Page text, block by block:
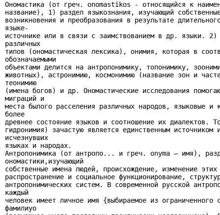
Ономастика (от греч. onomastikos - относящийся к
название), 1) раздел языкознания, изучающий
возникновения и преобразования в результате
языке-
источнике или в связи с заимствованием в др. языки. 2)
различных
типов (ономастическая лексика), онимия, которая в
обозначаемыми
объектами делится на антропонимику, топонимику,
животных), астронимию, космонимию (название зон и
теонимию
(имена богов) и др. Ономастические исследования
миграций и
места былого расселения различных народов, языковые и
более
древнее состояние языков и соотношение их диалектов.
гидронимия) зачастую является единственным источником
исчезнувших
языках и народах.
Антропонимика (от антропо... и греч. onyma — имя),
ономастики,изучающий
собственные имена людей, происхождение, изменение
распространение и социальное функционирование,
антропонимических систем. В современной русской
каждый
человек имеет личное имя {выбираемое из ограниченного
фамилиуо